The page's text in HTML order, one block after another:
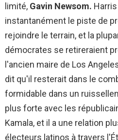
limité, Gavin Newsom.
instantanément le piste de
rejoindre le terrain, et la
démocrates se retireraient
l'ancien maire de Los
dit qu'il resterait dans le
formidable dans un
plus forte avec les
Kamala, et il a une relation
électeurs latinos à travers